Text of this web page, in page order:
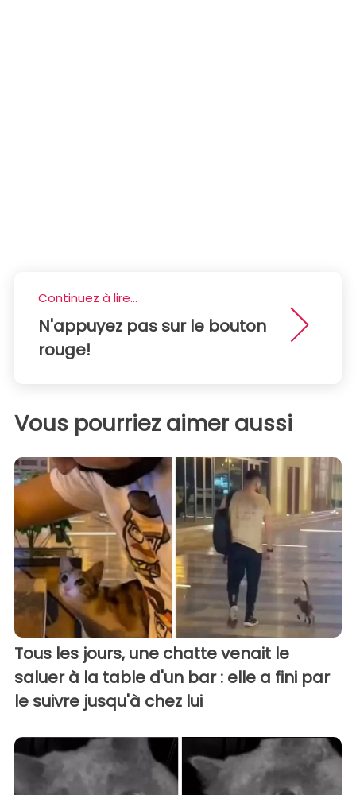
Continuez à lire...
N'appuyez pas sur le bouton
rouge!
Vous pourriez aimer aussi
Tous les jours, une chatte venait le
saluer à la table d'un bar : elle a fini par
le suivre jusqu'à chez lui